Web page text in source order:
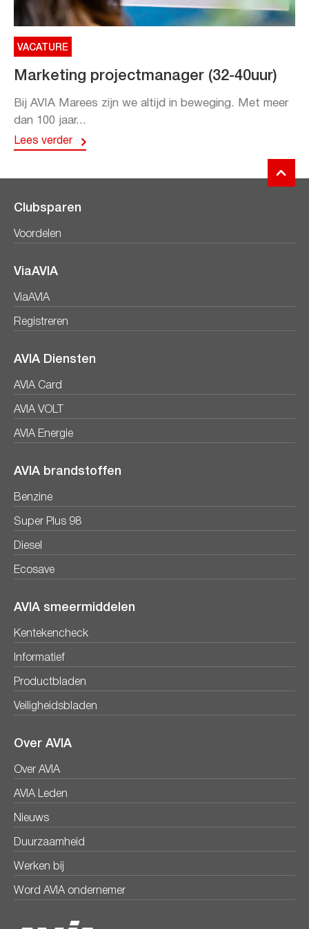
VACATURE
Marketing projectmanager (32-40uur)
Bij AVIA Marees zijn we altijd in beweging. Met meer
dan 100 jaar...
Lees verder
Clubsparen
Voordelen
ViaAVIA
ViaAVIA
Registreren
AVIA Diensten
AVIA Card
AVIA VOLT
AVIA Energie
AVIA brandstoffen
Benzine
Super Plus 98
Diesel
Ecosave
AVIA smeermiddelen
Kentekencheck
Informatief
Productbladen
Veiligheidsbladen
Over AVIA
Over AVIA
AVIA Leden
Nieuws
Duurzaamheid
Werken bij
Word AVIA ondernemer